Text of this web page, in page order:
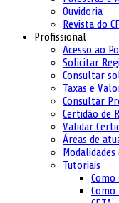
Ouvidoria
Revista do
Profissional
Acesso ao
Solicitar
Consultar
Taxas e
Consultar
Certidão de
Validar
Áreas de
Tutoriais
Como